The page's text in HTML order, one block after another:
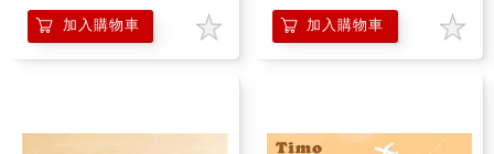
加入購物車 加入購物車